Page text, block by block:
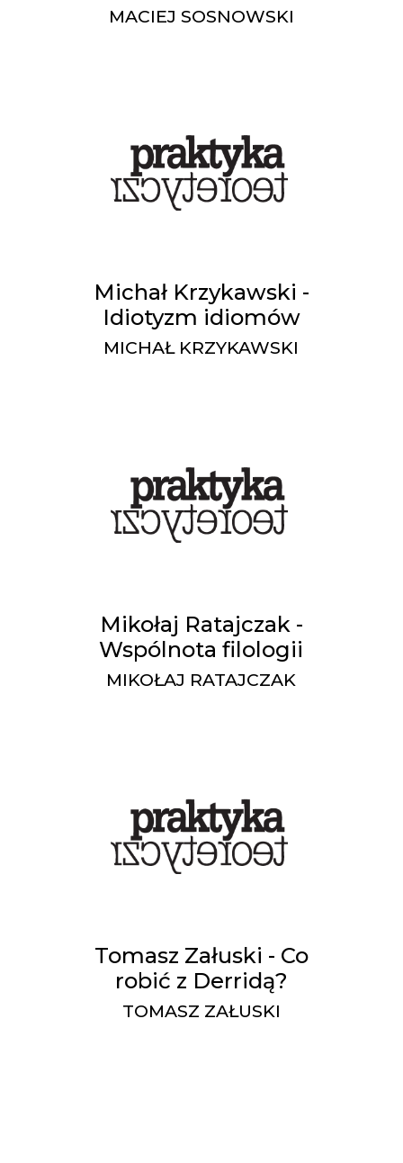
MACIEJ SOSNOWSKI
Michał Krzykawski -
Idiotyzm idiomów
MICHAŁ KRZYKAWSKI
Mikołaj Ratajczak -
Wspólnota filologii
MIKOŁAJ RATAJCZAK
Tomasz Załuski - Co
robić z Derridą?
TOMASZ ZAŁUSKI